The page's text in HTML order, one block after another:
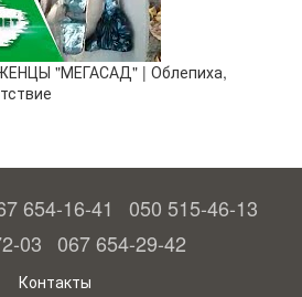
"МЕГАСАД" | Облепиха,
654-16-41
050 515-46-13
03 067 654-29-42
Контакты